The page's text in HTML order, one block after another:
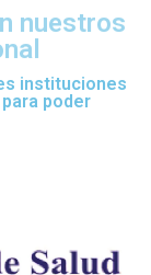
nuestros
instituciones
poder